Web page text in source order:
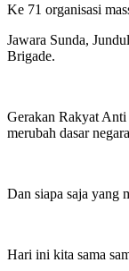
Ke 71 organisasi
Jawara Sunda,
Brigade.
Gerakan Rakyat Anti
merubah dasar
Dan siapa saja yang
Hari ini kita sama